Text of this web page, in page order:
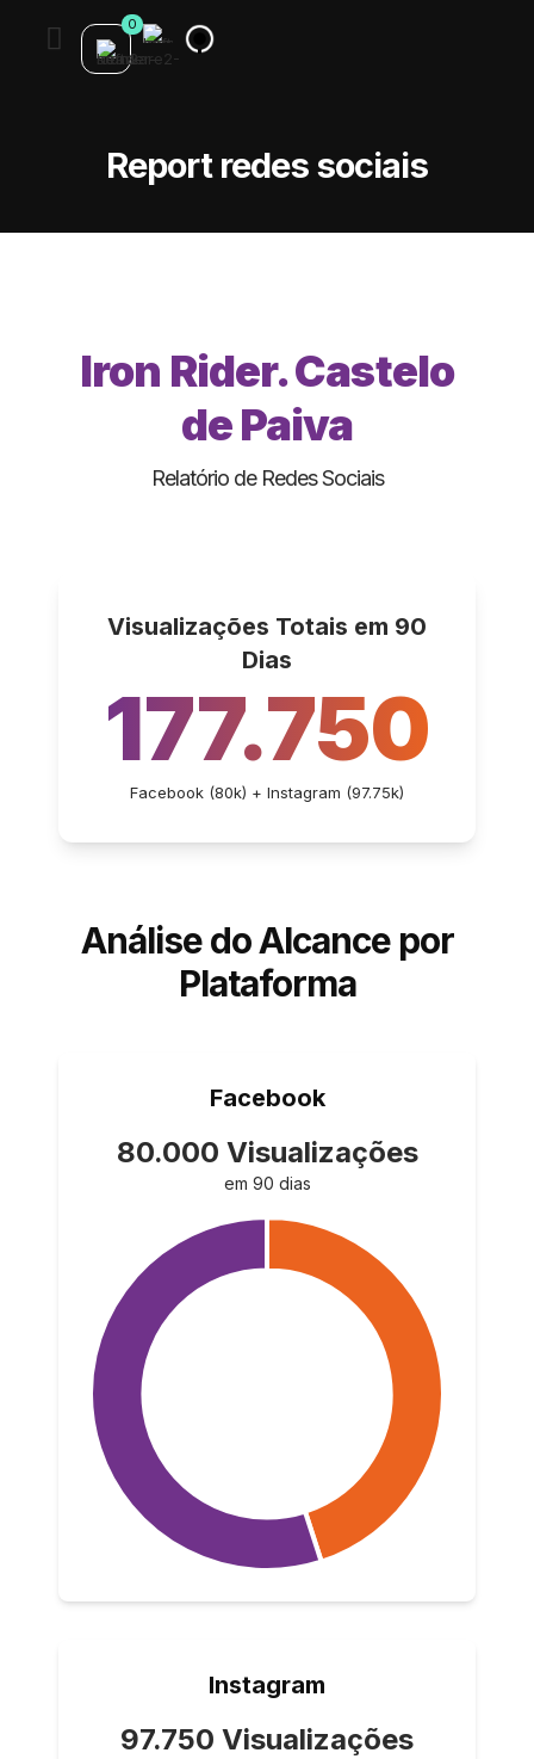
0
Report redes sociais
Iron Rider. Castelo
de Paiva
Relatório de Redes Sociais
Visualizações Totais em 90
Dias
177.750
Facebook (80k) + Instagram (97.75k)
Análise do Alcance por
Plataforma
Facebook
80.000 Visualizações
em 90 dias
Instagram
97.750 Visualizações